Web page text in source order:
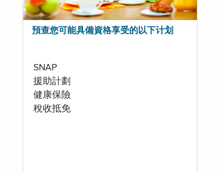
預查您可能具備資格享受的以下计划
SNAP
援助計劃
健康保險
稅收抵免